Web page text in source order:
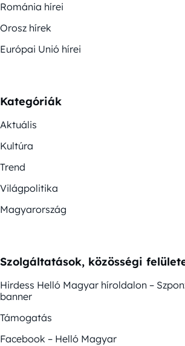
Románia hírei
Orosz hírek
Európai Unió hírei
Kategóriák
Aktuális
Kultúra
Trend
Világpolitika
Magyarország
Szolgáltatások, közösségi
Hirdess Helló Magyar híroldalon –
banner
Támogatás
Facebook – Helló Magyar